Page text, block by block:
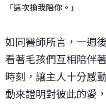
「這次換我陪你。」
如同醫師所言，一週
看著毛孩們互相陪伴
時刻，讓主人十分感
動來證明對彼此的愛